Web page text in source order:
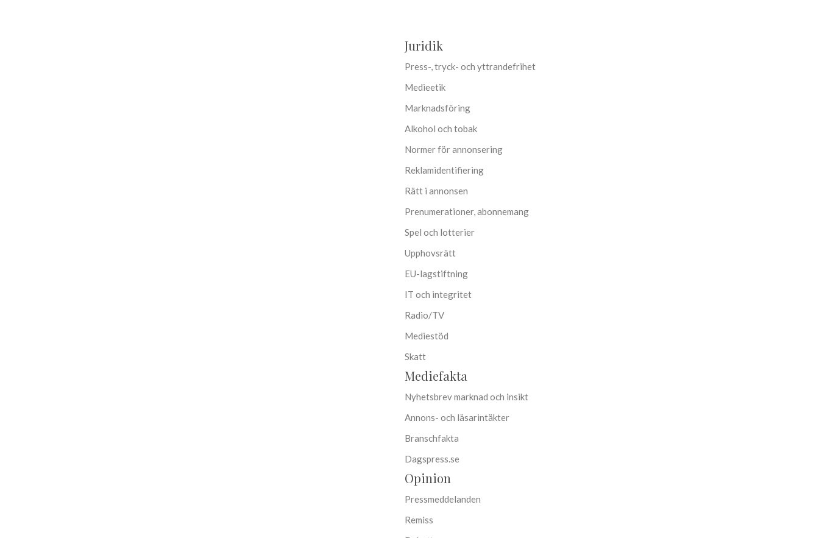
Juridik
Press-, tryck- och yttrandefrihet
Medieetik
Marknadsföring
Alkohol och tobak
Normer för annonsering
Reklamidentifiering
Rätt i annonsen
Prenumerationer, abonnemang
Spel och lotterier
Upphovsrätt
EU-lagstiftning
IT och integritet
Radio/TV
Mediestöd
Skatt
Mediefakta
Nyhetsbrev marknad och insikt
Annons- och läsarintäkter
Branschfakta
Dagspress.se
Opinion
Pressmeddelanden
Remiss